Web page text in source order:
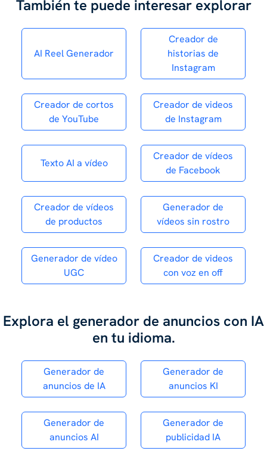
También te puede interesar explorar
AI Reel Generador
Creador de
historias de
Instagram
Creador de cortos
de YouTube
Creador de videos
de Instagram
Texto AI a vídeo
Creador de vídeos
de Facebook
Creador de vídeos
de productos
Generador de
vídeos sin rostro
Generador de vídeo
UGC
Creador de videos
con voz en off
Explora el generador de anuncios con IA
en tu idioma.
Generador de
anuncios de IA
Generador de
anuncios KI
Generador de
anuncios AI
Generador de
publicidad IA